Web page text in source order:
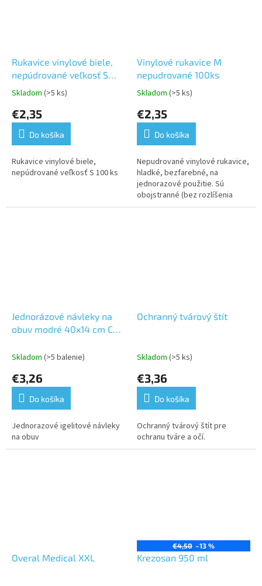
Rukavice vinylové biele,
nepúdrované veľkosť S
100 ks
Priemerné
produktu
5,0
5
hviezdičiek.
Skladom (>5 ks)
€2,35
Do košíka
Rukavice vinylové biele,
nepúdrované veľkosť S 100 ks
Vinylové rukavice M
nepudrované 100ks
Priemerné
produktu
5,0
5
hviezdičiek.
Skladom (>5 ks)
€2,35
Do košíka
Nepudrované vinylové rukavice,
hladké, bezfarebné, na
jednorazové použitie. Sú
obojstranné (bez rozlíšenia
pravej a ľavej ruky) a majú
Jednorázové návleky na
obuv modré 40x14 cm CPE
Skladom (>5 balenie)
€3,26
Do košíka
Jednorazové igelitové návleky
na obuv
Ochranný tvárový štít
Skladom (>5 ks)
€3,36
Do košíka
Ochranný tvárový štít pre
ochranu tváre a očí.
Overal Medical XXL
€4,50 –13 %
Krezosan 950 ml